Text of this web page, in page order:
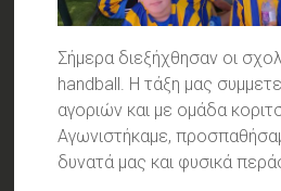
Σήμερα διεξήχθησαν οι
handball. Η τάξη μας
αγοριών και με ομάδα
Αγωνιστήκαμε,
δυνατά μας και φυσικά